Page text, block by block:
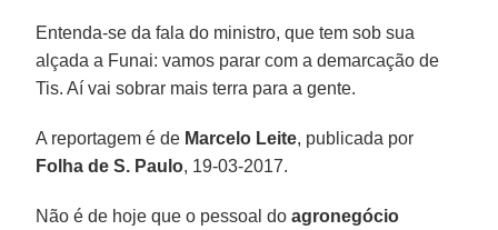
Entenda-se da fala do ministro, que tem sob sua
alçada a Funai: vamos parar com a demarcação de
Tis. Aí vai sobrar mais terra para a gente.
A reportagem é de Marcelo Leite, publicada por
Folha de S. Paulo, 19-03-2017.
Não é de hoje que o pessoal doagronegócio